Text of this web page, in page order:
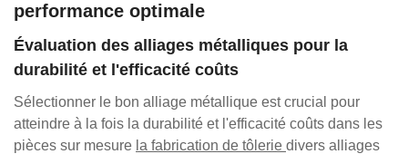
performance optimale
Évaluation des alliages métalliques pour la
durabilité et l'efficacité coûts
Sélectionner le bon alliage métallique est crucial pour
atteindre à la fois la durabilité et l'efficacité coûts dans les
pièces sur mesure la fabrication de tôlerie divers alliages